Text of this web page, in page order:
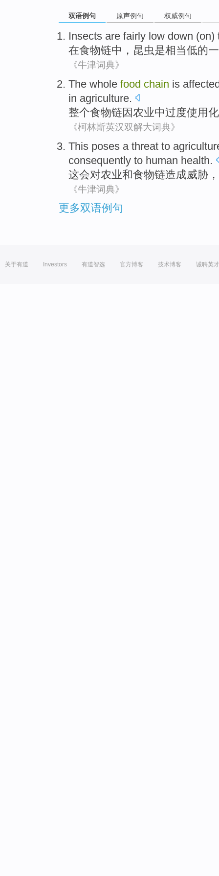
双语例句 原声例句 权威例句
Insects are fairly low down (on)
在食物链中， 昆虫是相当低的
《牛津词典》
The whole food chain is
in agriculture.
整个食物链因农业中过度使用
《柯林斯英汉双解大词典》
This poses a threat to
consequently to human health.
这会对农业和食物链造成威胁 ，
《牛津词典》
更多双语例句
关于有道 Investors 有道智选 官方博客 技术博客 诚聘英才